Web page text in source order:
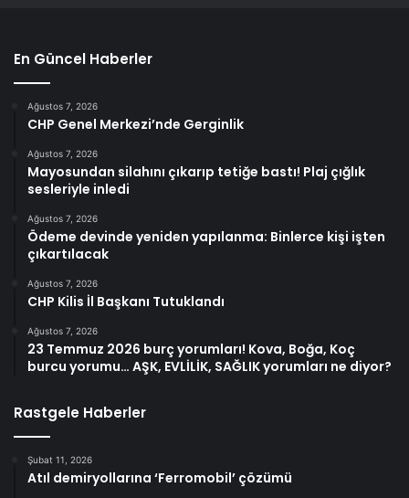
En Güncel Haberler
Ağustos 7, 2026
CHP Genel Merkezi’nde Gerginlik
Ağustos 7, 2026
Mayosundan silahını çıkarıp tetiğe bastı! Plaj çığlık
sesleriyle inledi
Ağustos 7, 2026
Ödeme devinde yeniden yapılanma: Binlerce kişi işten
çıkartılacak
Ağustos 7, 2026
CHP Kilis İl Başkanı Tutuklandı
Ağustos 7, 2026
23 Temmuz 2026 burç yorumları! Kova, Boğa, Koç
burcu yorumu… AŞK, EVLİLİK, SAĞLIK yorumları ne diyor?
Rastgele Haberler
Şubat 11, 2026
Atıl demiryollarına ‘Ferromobil’ çözümü